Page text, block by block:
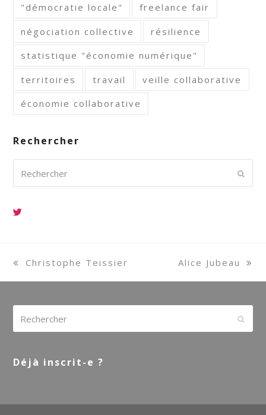
"démocratie locale" freelance fair
négociation collective résilience
statistique "économie numérique"
territoires travail veille collaborative
économie collaborative
Rechercher
previous
Christophe Teissier
next
Alice Jubeau
Déjà inscrit-e ?